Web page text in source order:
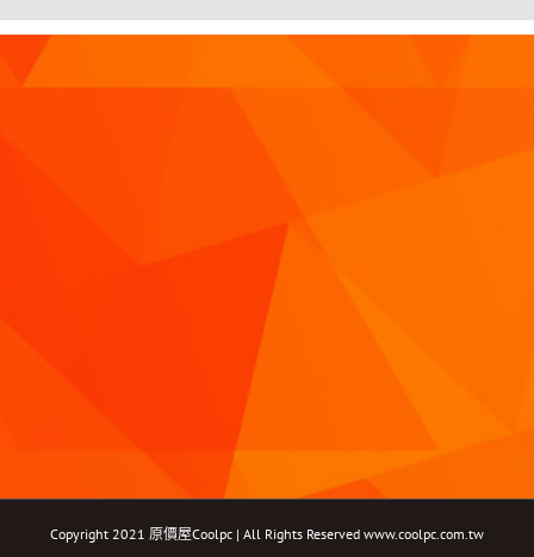
Copyright 2021 原價屋Coolpc | All Rights Reserved www.coolpc.com.tw